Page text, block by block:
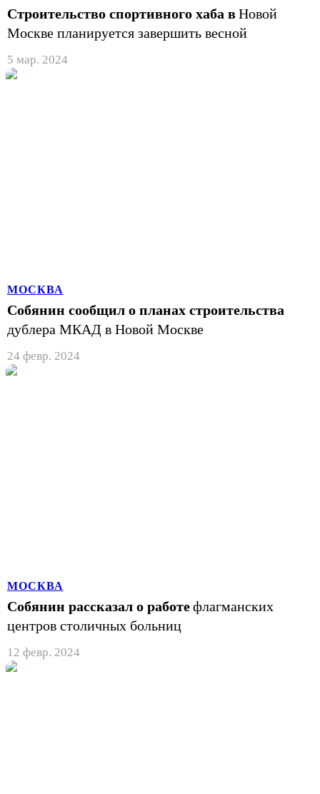
Строительство спортивного хаба вНовой
Москве планируется завершить весной
5 мар. 2024
МОСКВА
Собянин сообщил о планах строительства
дублера МКАД в Новой Москве
24 февр. 2024
МОСКВА
Собянин рассказал о работефлагманских
центров столичных больниц
12 февр. 2024